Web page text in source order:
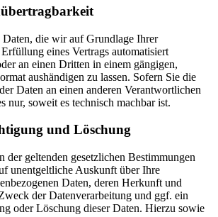
Daten, die wir auf Grundlage Ihrer
eines Vertrags automatisiert
an einen Dritten in einem gängigen,
aushändigen zu lassen. Sofern Sie die
Daten an einen anderen Verantwortlichen
nur, soweit es technisch machbar ist.
und Löschung
der geltenden gesetzlichen Bestimmungen
unentgeltliche Auskunft über Ihre
Daten, deren Herkunft und
der Datenverarbeitung und ggf. ein
oder Löschung dieser Daten. Hierzu sowie